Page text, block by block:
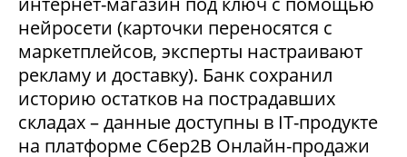
нейросети (карточки переносятся с
маркетплейсов, эксперты настраивают
рекламу и доставку). Банк сохранил
историю остатков на пострадавших
складах – данные доступны в IT-продукте
на платформе Сбер2В Онлайн-продажи